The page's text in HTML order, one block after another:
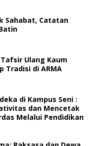
Sahabat, Catatan
Ulang Kaum
Tradisi di ARMA
di Kampus Seni :
dan Mencetak
Melalui Pendidikan